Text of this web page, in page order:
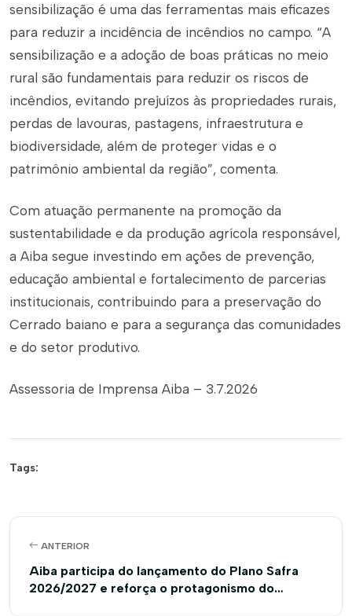
sensibilização é uma das ferramentas mais eficazes
para reduzir a incidência de incêndios no campo. “A
sensibilização e a adoção de boas práticas no meio
rural são fundamentais para reduzir os riscos de
incêndios, evitando prejuízos às propriedades rurais,
perdas de lavouras, pastagens, infraestrutura e
biodiversidade, além de proteger vidas e o
patrimônio ambiental da região”, comenta.
Com atuação permanente na promoção da
sustentabilidade e da produção agrícola responsável,
a Aiba segue investindo em ações de prevenção,
educação ambiental e fortalecimento de parcerias
institucionais, contribuindo para a preservação do
Cerrado baiano e para a segurança das comunidades
e do setor produtivo.
Assessoria de Imprensa Aiba – 3.7.2026
Tags:
ANTERIOR
Aiba participa do lançamento do Plano Safra
2026/2027 e reforça o protagonismo do